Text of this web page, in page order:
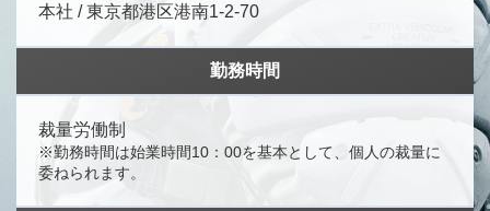
本社 / 東京都港区港南1-2-70
勤務時間
裁量労働制
※勤務時間は始業時間10：00を基本として、個人の裁量に
委ねられます。